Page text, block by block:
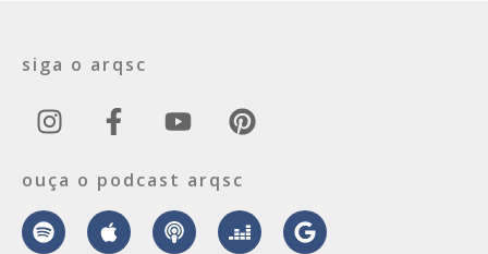
siga o arqsc
ouça o podcast arqsc